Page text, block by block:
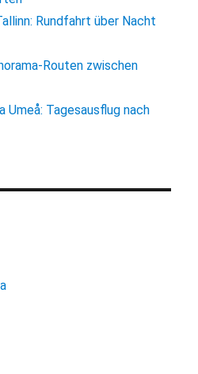
Rundfahrt über Nacht
Routen zwischen
Umeå: Tagesausflug nach